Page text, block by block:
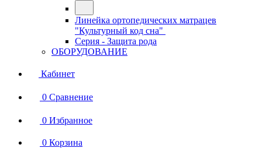
Линейка ортопедических матрацев
"Культурный код сна"
Серия - Защита рода
ОБОРУДОВАНИЕ
Кабинет
0 Сравнение
0 Избранное
0 Корзина